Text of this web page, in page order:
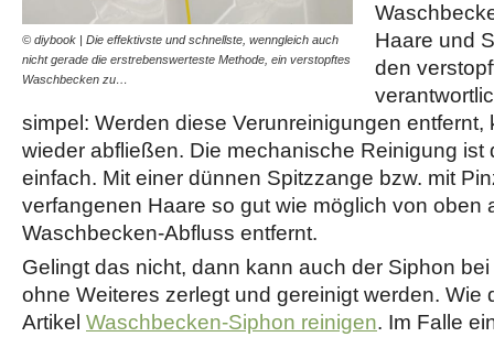
© diybook | Die effektivste und schnellste, wenngleich auch
nicht gerade die erstrebenswerteste Methode, ein verstopftes
Waschbecken zu…
Haare und
den
simpel: Werden diese Verunreinigungen entfernt,
wieder abfließen. Die mechanische Reinigung ist
einfach. Mit einer dünnen Spitzzange bzw. mit
verfangenen Haare so gut wie möglich von oben
Waschbecken-Abfluss entfernt.
Gelingt das nicht, dann kann auch der Siphon
ohne Weiteres zerlegt und gereinigt werden. Wie
Artikel Waschbecken-Siphon reinigen. Im Falle